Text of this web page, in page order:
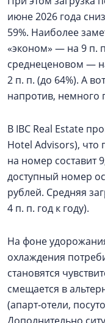
июне 2026 года
59%. Наиболее
«эконом» — на 9 п.
среднеценовом —
2 п. п. (до 64%). А
напротив, немного
В IBC Real Estate
Hotel Advisors), что
на номер составит
доступный номер
рублей. Средняя
4 п. п. год к году).
На фоне
охлаждения
становятся
смещается в
(апарт‑отели,
Дополнительно